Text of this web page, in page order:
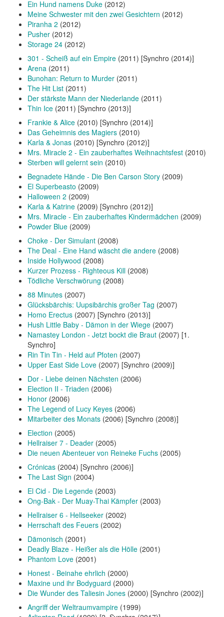
Ein Hund namens Duke (2012)
Meine Schwester mit den zwei Gesichtern (2012)
Piranha 2 (2012)
Pusher (2012)
Storage 24 (2012)
301 - Scheiß auf ein Empire (2011) [Synchro (2014)]
Arena (2011)
Bunohan: Return to Murder (2011)
The Hit List (2011)
Der stärkste Mann der Niederlande (2011)
Thin Ice (2011) [Synchro (2013)]
Frankie & Alice (2010) [Synchro (2014)]
Das Geheimnis des Magiers (2010)
Karla & Jonas (2010) [Synchro (2012)]
Mrs. Miracle 2 - Ein zauberhaftes Weihnachtsfest (2010)
Sterben will gelernt sein (2010)
Begnadete Hände - Die Ben Carson Story (2009)
El Superbeasto (2009)
Halloween 2 (2009)
Karla & Katrine (2009) [Synchro (2012)]
Mrs. Miracle - Ein zauberhaftes Kindermädchen (2009)
Powder Blue (2009)
Choke - Der Simulant (2008)
The Deal - Eine Hand wäscht die andere (2008)
Inside Hollywood (2008)
Kurzer Prozess - Righteous Kill (2008)
Tödliche Verschwörung (2008)
88 Minutes (2007)
Glücksbärchis: Uupsibärchis großer Tag (2007)
Homo Erectus (2007) [Synchro (2013)]
Hush Little Baby - Dämon in der Wiege (2007)
Namastey London - Jetzt bockt die Braut (2007) [1.
Synchro]
Rin Tin Tin - Held auf Pfoten (2007)
Upper East Side Love (2007) [Synchro (2009)]
Dor - Liebe deinen Nächsten (2006)
Election II - Triaden (2006)
Honor (2006)
The Legend of Lucy Keyes (2006)
Mitarbeiter des Monats (2006) [Synchro (2008)]
Election (2005)
Hellraiser 7 - Deader (2005)
Die neuen Abenteuer von Reineke Fuchs (2005)
Crónicas (2004) [Synchro (2006)]
The Last Sign (2004)
El Cid - Die Legende (2003)
Ong-Bak - Der Muay-Thai Kämpfer (2003)
Hellraiser 6 - Hellseeker (2002)
Herrschaft des Feuers (2002)
Dämonisch (2001)
Deadly Blaze - Heißer als die Hölle (2001)
Phantom Love (2001)
Honest - Beinahe ehrlich (2000)
Maxine und ihr Bodyguard (2000)
Die Wunder des Taliesin Jones (2000) [Synchro (2002)]
Angriff der Weltraumvampire (1999)